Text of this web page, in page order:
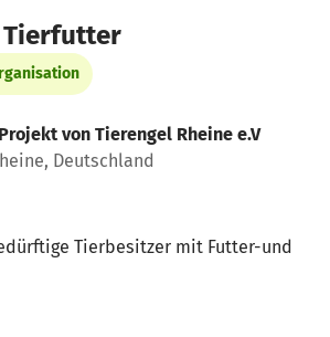
Tierfutter
von Tierengel Rheine e.V
Deutschland
Tierbesitzer mit Futter-und